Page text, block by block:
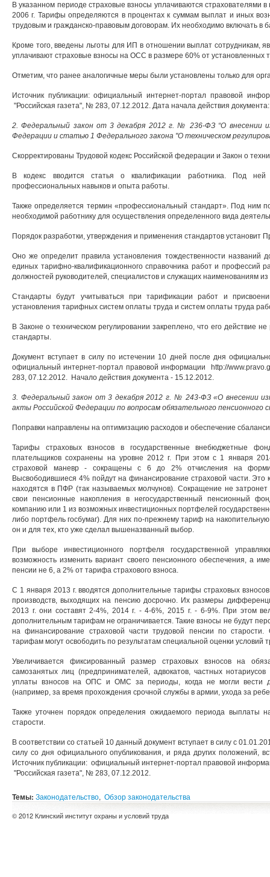
В указанном периоде страховые взносы уплачиваются страхователями
2006 г. Тарифы определяются в процентах к суммам выплат и иных
трудовым и гражданско-правовым договорам. Их необходимо включать в
Кроме того, введены льготы для ИП в отношении выплат сотрудникам,
уплачивают страховые взносы на ОСС в размере 60% от установленных
Отметим, что ранее аналогичные меры были установлены только для
Источник публикации: официальный интернет-портал правовой
"Российская газета", № 283, 07.12.2012. Дата начала действия
2. Федеральный закон от 3 декабря 2012 г. № 236-ФЗ “О внесении
Федерации и статью 1 Федерального закона "О техническом
Скорректированы Трудовой кодекс Российской федерации и Закон о
В кодекс вводится статья о квалификации работника. Под
профессиональных навыков и опыта работы.
Также определяется термин «профессиональный стандарт». Под ним
необходимой работнику для осуществления определенного вида
Порядок разработки, утверждения и применения стандартов установит
Оно же определит правила установления тождественности названий
единых тарифно-квалификационного справочника работ и профессий
должностей руководителей, специалистов и служащих наименованиям из
Стандарты будут учитываться при тарификации работ и
установления тарифных систем оплаты труда и систем оплаты труда
В Законе о техническом регулировании закреплено, что его действие
стандарты.
Документ вступает в силу по истечении 10 дней после дня
официальный интернет-портал правовой информации http://
283, 07.12.2012. Начало действия документа - 15.12.2012.
3. Федеральный закон от 3 декабря 2012 г. № 243-ФЗ «О внесении
акты Российской Федерации по вопросам обязательного пенсионного
Поправки направлены на оптимизацию расходов и обеспечение
Тарифы страховых взносов в государственные внебюджетные
плательщиков сохранены на уровне 2012 г. При этом с 1 января
страховой маневр - сокращены с 6 до 2% отчисления на
Высвободившиеся 4% пойдут на финансирование страховой части. Это
находятся в ПФР (так называемых молчунов). Сокращение не
свои пенсионные накопления в негосударственный пенсионный
компанию или 1 из возможных инвестиционных портфелей
либо портфель госбумаг). Для них по-прежнему тариф на
он и для тех, кто уже сделал вышеназванный выбор.
При выборе инвестиционного портфеля государственной
возможность изменить вариант своего пенсионного обеспечения, а
пенсии не 6, а 2% от тарифа страхового взноса.
С 1 января 2013 г. вводятся дополнительные тарифы страховых
производств, выходящих на пенсию досрочно. Их размеры
2013 г. они составят 2-4%, 2014 г. - 4-6%, 2015 г. - 6-9%. При этом
дополнительным тарифам не ограничивается. Такие взносы не будут
на финансирование страховой части трудовой пенсии по
тарифам могут освободить по результатам специальной оценки условий
Увеличивается фиксированный размер страховых взносов на
самозанятых лиц (предпринимателей, адвокатов, частных
уплаты взносов на ОПС и ОМС за периоды, когда не могли вести
(например, за время прохождения срочной службы в армии, ухода за
Также уточнен порядок определения ожидаемого периода выплаты
старости.
В соответствии со статьей 10 данный документ вступает в силу с
силу со дня официального опубликования, и ряда других положений,
Источник публикации: официальный интернет-портал правовой
"Российская газета", № 283, 07.12.2012.
Темы: Законодательство, Обзор законодательства
© 2012 Клинский институт охраны и условий труда